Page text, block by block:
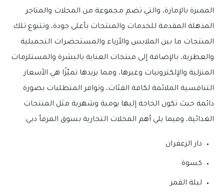
المميزة بالإمارة، والتي تضم مجموعة من المحلات والمتاجر
المذهلة المقدمة للخدمات والمنتجات بأعلى جودة، وتتنوع تلك
المنتجات ما بين الملابس والأزياء والمستحضرات التجميلية
والعطرية، بالإضافة إلى منتجات العناية بالبشرة والمستلزمات
المنزلية والإلكترونيات وغيرها، ومما يزيدها تميّزًا هي الأسعار
التنافسية الملائمة لكافة الفئات، وتوافر المتطلبات بصورة
دائمة حيث تكون الحاجة إليها يومية وشهرية مثل المنتجات
الغذائية، وفيما يلي أهم المحلات التجارية بسوق المرفأ دبي:
دار الزعفران
كسوة
ليلة القمر